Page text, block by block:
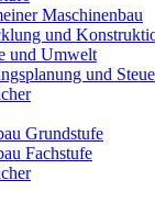
Maschinenbau
und
und Umwelt
und
Grundstufe
Fachstufe